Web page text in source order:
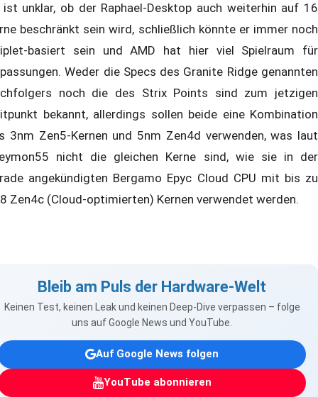
ist unklar, ob der Raphael-Desktop auch weiterhin auf 16
beschränkt sein wird, schließlich könnte er immer noch
basiert sein und AMD hat hier viel Spielraum für
Weder die Specs des Granite Ridge genannten
noch die des Strix Points sind zum jetzigen
bekannt, allerdings sollen beide eine Kombination
3nm Zen5-Kernen und 5nm Zen4d verwenden, was laut
nicht die gleichen Kerne sind, wie sie in der
angekündigten Bergamo Epyc Cloud CPU mit bis zu
Zen4c (Cloud-optimierten) Kernen verwendet werden.
Bleib am Puls der Hardware-Welt
Keinen Test, keinen Leak und keinen Deep-Dive verpassen – folge
uns auf Google News und YouTube.
Auf Google News folgen
YouTube abonnieren